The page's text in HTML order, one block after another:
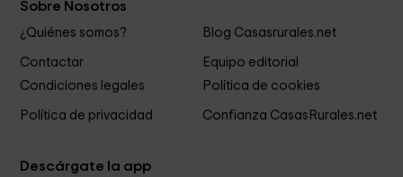
Sobre Nosotros
¿Quiénes somos? Blog Casasrurales.net
Contactar
Equipo editorial
Condiciones legales
Política de cookies
Política de privacidad Confianza CasasRurales.net
Descárgate la app